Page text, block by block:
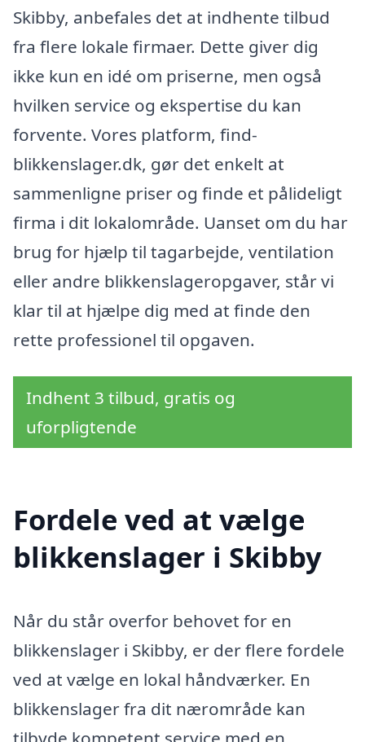
Skibby, anbefales det at indhente tilbud
fra flere lokale firmaer. Dette giver dig
ikke kun en idé om priserne, men også
hvilken service og ekspertise du kan
forvente. Vores platform, find-
blikkenslager.dk, gør det enkelt at
sammenligne priser og finde et pålideligt
firma i dit lokalområde. Uanset om du har
brug for hjælp til tagarbejde, ventilation
eller andre blikkenslageropgaver, står vi
klar til at hjælpe dig med at finde den
rette professionel til opgaven.
Indhent 3 tilbud, gratis og
uforpligtende
Fordele ved at vælge
blikkenslager i Skibby
Når du står overfor behovet for en
blikkenslager i Skibby, er der flere fordele
ved at vælge en lokal håndværker. En
blikkenslager fra dit nærområde kan